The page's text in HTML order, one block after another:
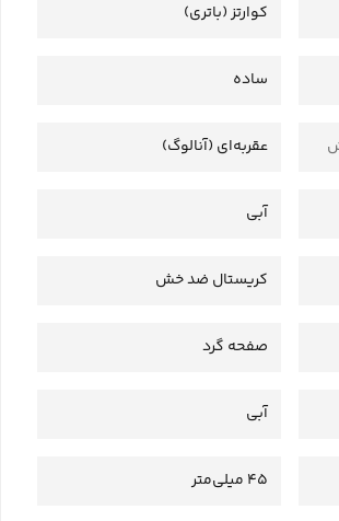
کوارتز (باتری)
ساده
عقربه‌ای (آنالوگ)
آبی
کریستال ضد خش
صفحه گرد
آبی
45 میلی‌متر